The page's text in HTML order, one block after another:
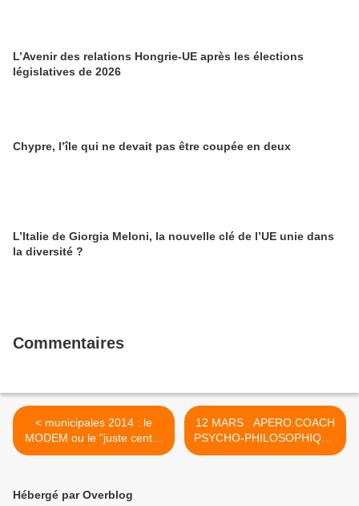
L’Avenir des relations Hongrie-UE après les élections
législatives de 2026
Chypre, l’île qui ne devait pas être coupée en deux
L’Italie de Giorgia Meloni, la nouvelle clé de l’UE unie dans
la diversité ?
Commentaires
< municipales 2014 : le
MODEM ou le "juste centre
à la carte" en Cote d'Or
12 MARS : APERO COACH
PSYCHO-PHILOSOPHIQUE
à DIJON >
Hébergé par Overblog